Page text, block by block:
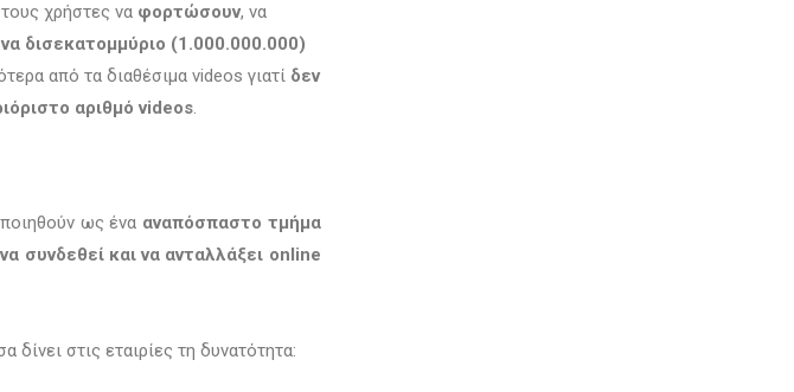
χρήστες να φορτώσουν, να
δισεκατομμύριο (1.000.000.000)
από τα διαθέσιμα videos γιατί δεν
αριθμό videos.
ως ένα αναπόσπαστο τμήμα
συνδεθεί και να ανταλλάξει online
δίνει στις εταιρίες τη δυνατότητα: